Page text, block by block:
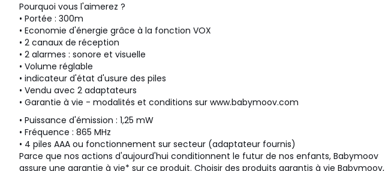
Pourquoi vous l'aimerez ?
• Portée : 300m
• Economie d'énergie grâce à la fonction VOX
• 2 canaux de réception
• 2 alarmes : sonore et visuelle
• Volume réglable
• indicateur d'état d'usure des piles
• Vendu avec 2 adaptateurs
• Garantie à vie - modalités et conditions sur www.babymoov.com
• Puissance d'émission : 1,25 mW
• Fréquence : 865 MHz
• 4 piles AAA ou fonctionnement sur secteur (adaptateur fournis)
Parce que nos actions d'aujourd'hui conditionnent le futur de nos enfants, Babymoov
assure une garantie à vie* sur ce produit. Choisir des produits garantis à vie Babymoov,